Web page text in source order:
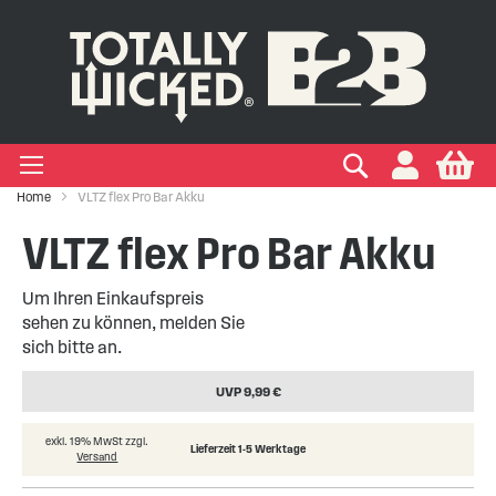
Suchen
EINWEG E-ZIGARETTEN
VAPE PODS
Arten
VAPE KITS
MARKEN
Home VLTZ flex Pro Bar Akku
VLTZ flex Pro Bar Akku
Um Ihren Einkaufspreis
sehen zu können, melden Sie
sich bitte an.
UVP 9,99 €
exkl. 19% MwSt zzgl.
Versand
Lieferzeit 1-5 Werktage